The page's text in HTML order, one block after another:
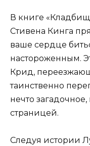
В книге
Стивена Кинга
ваше сердце
настороженным.
Крид,
таинственно
нечто
страницей.
Следуя истории